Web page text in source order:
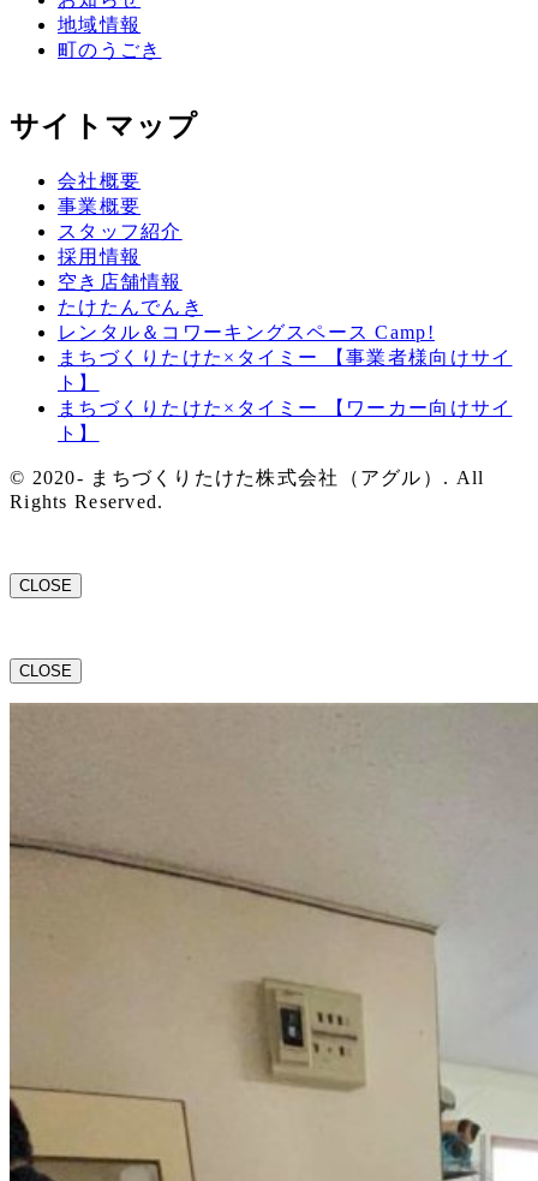
地域情報
町のうごき
サイトマップ
会社概要
事業概要
スタッフ紹介
採用情報
空き店舗情報
たけたんでんき
レンタル＆コワーキングスペース Camp!
まちづくりたけた×タイミー 【事業者様向けサイ
ト】
まちづくりたけた×タイミー 【ワーカー向けサイ
ト】
© 2020- まちづくりたけた株式会社（アグル）. All
Rights Reserved.
CLOSE
CLOSE